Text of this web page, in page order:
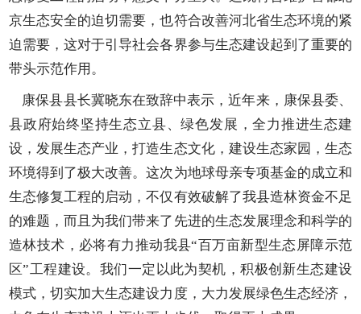
京生态安全的迫切需要，也符合改善河北省生态环境的紧
迫需要，这对于引导社会各界参与生态建设起到了重要的
带头示范作用。
康保县县长冀晓东在致辞中表示，近年来，康保县委、
县政府始终坚持生态立县、绿色发展，全力推进生态建
设，发展生态产业，打造生态文化，建设生态家园，生态
环境得到了极大改善。这次为地球母亲专项基金的成立和
生态修复工程的启动，不仅有效破解了我县造林资金不足
的难题，而且为我们带来了先进的生态发展理念和科学的
造林技术，必将有力推动我县“百万亩新型生态屏障示范
区”工程建设。我们一定以此为契机，积极创新生态建设
模式，切实加大生态建设力度，大力发展绿色生态经济，